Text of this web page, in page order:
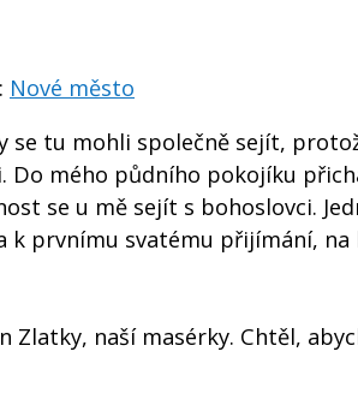
Nové město
se tu mohli společně sejít,
Do mého půdního pokojíku
se u mě sejít s bohoslovci.
prvnímu svatému přijímání,
Zlatky, naší masérky. Chtěl,